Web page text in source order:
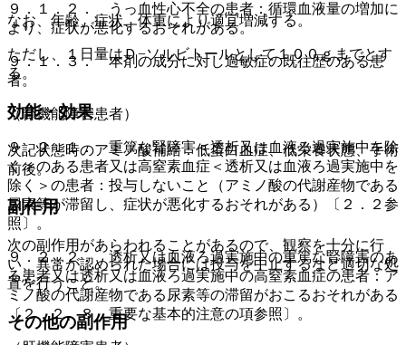
９．１．２． うっ血性心不全の患者：循環血液量の増加に
より、症状が悪化するおそれがある。
９．１．３． 本剤の成分に対し過敏症の既往歴のある患
者。
（腎機能障害患者）
９．２．１． 重篤な腎障害＜透析又は血液ろ過実施中を除
く＞のある患者又は高窒素血症＜透析又は血液ろ過実施中を
除く＞の患者：投与しないこと（アミノ酸の代謝産物である
尿素等が滞留し、症状が悪化するおそれがある）〔２．２参
照〕。
９．２．２． 透析又は血液ろ過実施中の重篤な腎障害のあ
る患者又は透析又は血液ろ過実施中の高窒素血症の患者：ア
ミノ酸の代謝産物である尿素等の滞留がおこるおそれがある
〔２．２、８．重要な基本的注意の項参照〕。
なお、年齢、症状、体重により適宜増減する。
ただし、１日量はＤ−ソルビトールとして１００ｇまでとす
る。
効能・効果
次記状態時のアミノ酸補給：低蛋白血症、低栄養状態、手術
前後。
副作用
次の副作用があらわれることがあるので、観察を十分に行
い、異常が認められた場合には投与を中止するなど適切な処
置を行うこと。
その他の副作用